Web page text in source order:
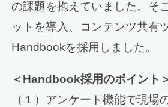
の課題を抱えていました。そ
ットを導入、コンテンツ共有
Handbookを採用しました。
＜Handbook採用のポイント
（１）アンケート機能で現場